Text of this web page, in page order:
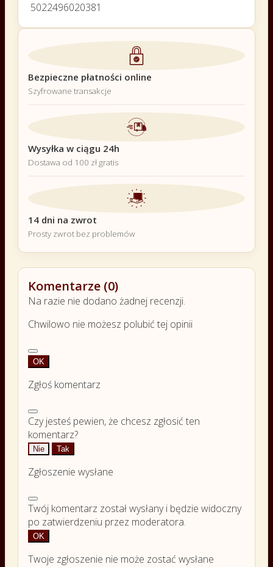
5022496020381
Bezpieczne płatności online
Szyfrowane transakcje
Wysyłka w ciągu 24h
Dostawa od 100 zł gratis
14 dni na zwrot
Prosty zwrot bez problemów
Komentarze (0)
Na razie nie dodano żadnej recenzji.
Chwilowo nie możesz polubić tej opinii
OK
Zgłoś komentarz
Czy jesteś pewien, że chcesz zgłosić ten
komentarz?
Nie Tak
Zgłoszenie wysłane
Twój komentarz został wysłany i będzie widoczny
po zatwierdzeniu przez moderatora.
OK
Twoje zgłoszenie nie może zostać wysłane